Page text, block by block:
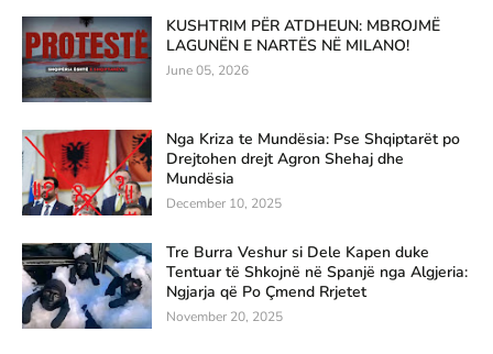
KUSHTRIM PËR ATDHEUN: MBROJMË
LAGUNËN E NARTËS NË MILANO!
June 05, 2026
Nga Kriza te Mundësia: Pse Shqiptarët po
Drejtohen drejt Agron Shehaj dhe
Mundësia
December 10, 2025
Tre Burra Veshur si Dele Kapen duke
Tentuar të Shkojnë në Spanjë nga Algjeria:
Ngjarja që Po Çmend Rrjetet
November 20, 2025